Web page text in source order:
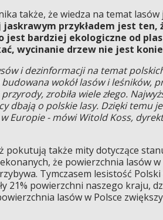
także, że wiedza na temat
przykładem jest ten,
jest bardziej ekologiczne od
wycinanie drzew nie jest
i dezinformacji na temat
wokół lasów i leśników,
zrobiła wiele złego.
dbają o polskie lasy. Dzięki temu
Europie - mówi Witold Koss,
pokutują także mity dotyczące
że powierzchnia lasów w
Tymczasem lesistość
21% powierzchni naszego kraju,
lasów w Polsce